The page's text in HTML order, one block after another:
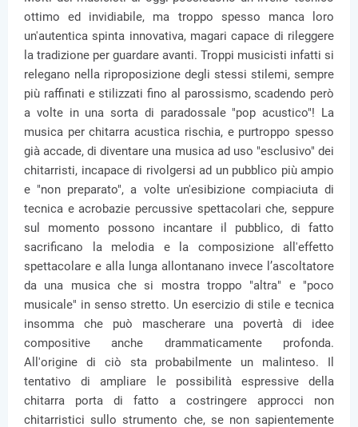
ottimo ed invidiabile, ma troppo spesso manca loro
un'autentica spinta innovativa, magari capace di rileggere
la tradizione per guardare avanti. Troppi musicisti infatti si
relegano nella riproposizione degli stessi stilemi, sempre
più raffinati e stilizzati fino al parossismo, scadendo però
a volte in una sorta di paradossale "pop acustico"! La
musica per chitarra acustica rischia, e purtroppo spesso
già accade, di diventare una musica ad uso "esclusivo" dei
chitarristi, incapace di rivolgersi ad un pubblico più ampio
e "non preparato", a volte un'esibizione compiaciuta di
tecnica e acrobazie percussive spettacolari che, seppure
sul momento possono incantare il pubblico, di fatto
sacrificano la melodia e la composizione all'effetto
spettacolare e alla lunga allontanano invece l’ascoltatore
da una musica che si mostra troppo "altra" e "poco
musicale" in senso stretto. Un esercizio di stile e tecnica
insomma che può mascherare una povertà di idee
compositive anche drammaticamente profonda.
All'origine di ciò sta probabilmente un malinteso. Il
tentativo di ampliare le possibilità espressive della
chitarra porta di fatto a costringere approcci non
chitarristici sullo strumento che, se non sapientemente